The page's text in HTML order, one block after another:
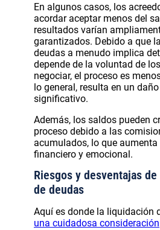
En algunos casos, los
acordar aceptar menos del
resultados varían
garantizados. Debido a que
deudas a menudo implica
depende de la voluntad de
negociar, el proceso es
lo general, resulta en un
significativo.
Además, los saldos pueden
proceso debido a las
acumulados, lo que aumenta
financiero y emocional.
Riesgos y desventajas
de deudas
Aquí es donde la liquidación
una cuidadosa consideración